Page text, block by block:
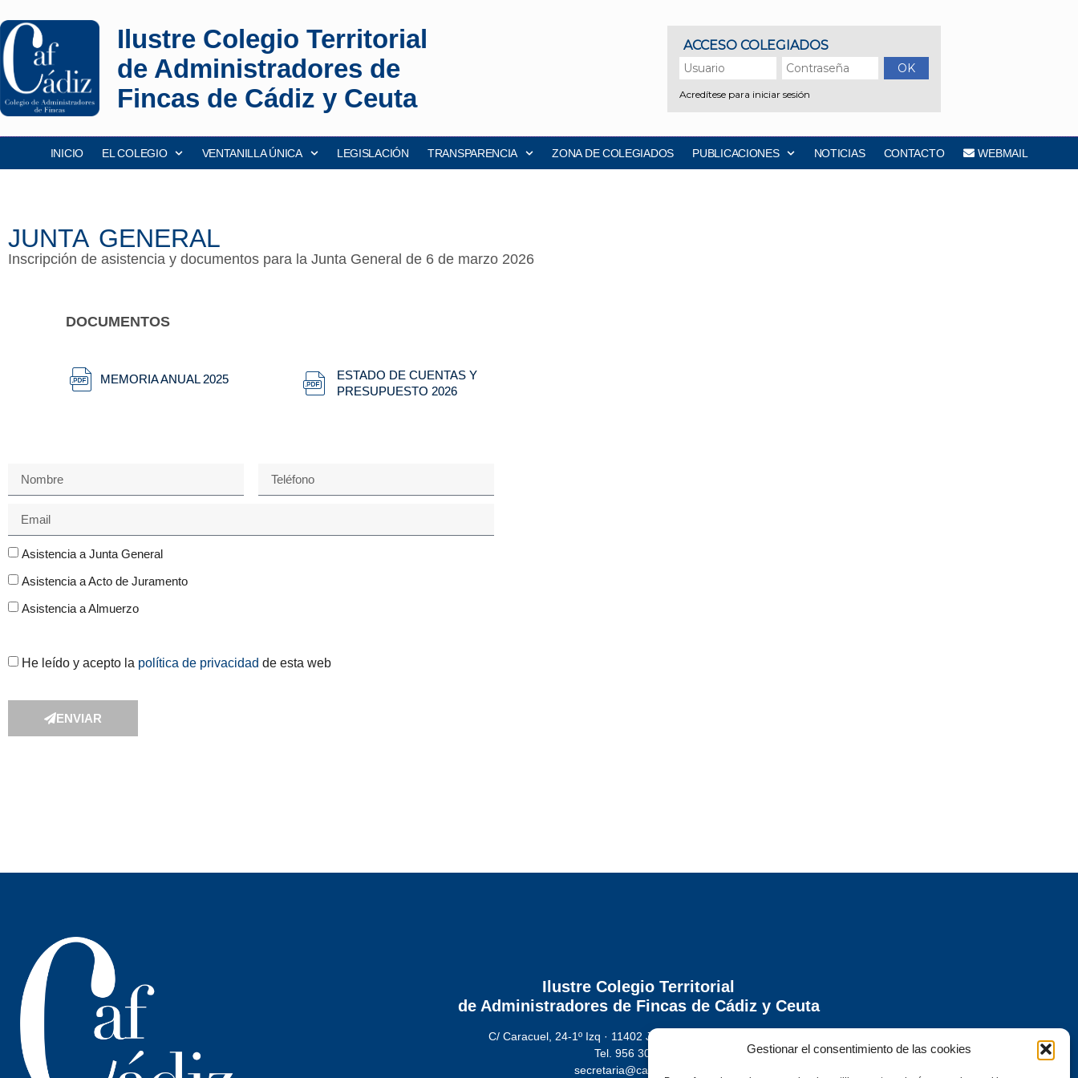
Gestionar el consentimiento de las cookies
Ilustre Colegio Territorial
de Administradores de
Fincas de Cádiz y Ceuta
INICIO EL COLEGIO VENTANILLA ÚNICA LEGISLACIÓN TRANSPARENCIA ZONA DE COLEGIADOS PUBLICACIONES NOTICIAS CONTACTO WEBMAIL
JUNTA GENERAL
Inscripción de asistencia y documentos para la Junta General de 6 de marzo 2026
DOCUMENTOS
MEMORIA ANUAL 2025
ESTADO DE CUENTAS Y
PRESUPUESTO 2026
Asistencia a Junta General
Asistencia a Acto de Juramento
Asistencia a Almuerzo
He leído y acepto la política de privacidad de esta web
ENVIAR
Ilustre Colegio Territorial
de Administradores de Fincas de Cádiz y Ceuta
C/ Caracuel, 24-1º Izq · 11402 Jerez de la Frontera (Cádiz)
Tel. 956 30 72 86
secretaria@cafcadiz.com